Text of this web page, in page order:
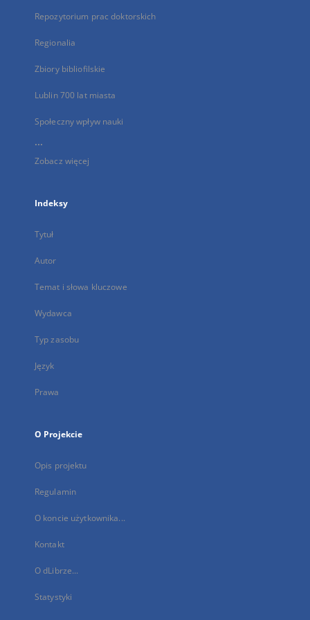
Repozytorium prac doktorskich
Regionalia
Zbiory bibliofilskie
Lublin 700 lat miasta
Społeczny wpływ nauki
...
Zobacz więcej
Indeksy
Tytuł
Autor
Temat i słowa kluczowe
Wydawca
Typ zasobu
Język
Prawa
O Projekcie
Opis projektu
Regulamin
O koncie użytkownika...
Kontakt
O dLibrze...
Statystyki